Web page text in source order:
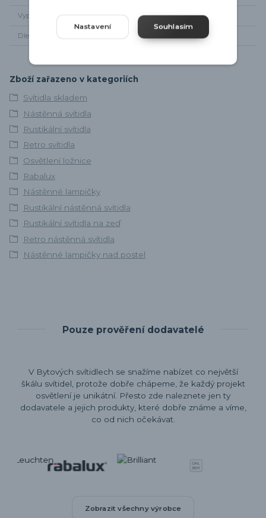
Vypínač Tahový vypínač
Dle zapojení Na vývod elektřiny
Zboží zařazeno v kategoriích
Svítidla skladem
Nástěnná svítidla
Rustikální svítidla
Retro svítidla
Osvětlení ložnice
Rabalux
Nástěnné lampičky
Rustikální nástěnná svítidla
Rustikální svítidla na zeď
Retro nástěnná svítidla
Nástěnné lampičky nad postel
Pouze prověření dodavatelé
V Bytových svítidlech se snažíme nabízet co největší
škálu svítidel, protože dobře chápeme, že každý projekt
osvětlení je unikátní. Přesto zde naleznete jen ty
dodavatele a jejich produkty, které dobře známe a víme,
co od nich očekávat.
Zobrazit všechny výrobce
Nastavení Souhlasím